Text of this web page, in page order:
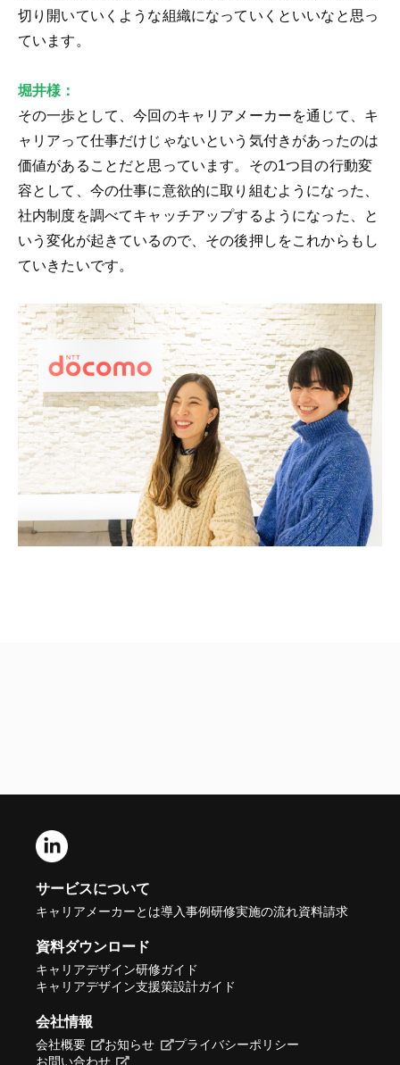
切り開いていくような組織になっていくといいなと思っ
ています。
堀井様：
その一歩として、今回のキャリアメーカーを通じて、キ
ャリアって仕事だけじゃないという気付きがあったのは
価値があることだと思っています。その1つ目の行動変
容として、今の仕事に意欲的に取り組むようになった、
社内制度を調べてキャッチアップするようになった、と
いう変化が起きているので、その後押しをこれからもし
ていきたいです。
サービスについて
キャリアメーカーとは導入事例研修実施の流れ資料請求
資料ダウンロード
キャリアデザイン研修ガイド
キャリアデザイン支援策設計ガイド
会社情報
会社概要 お知らせ
プライバシーポリシー
お問い合わせ